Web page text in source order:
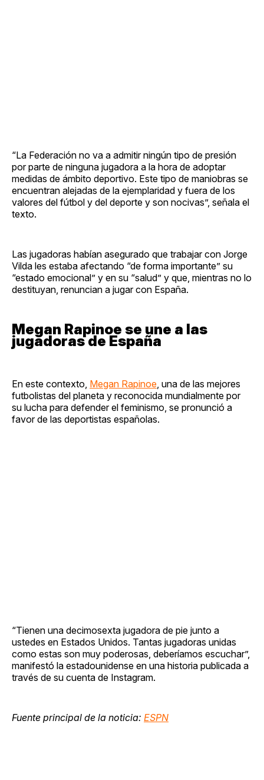
“La Federación no va a admitir ningún tipo de presión
por parte de ninguna jugadora a la hora de adoptar
medidas de ámbito deportivo. Este tipo de maniobras se
encuentran alejadas de la ejemplaridad y fuera de los
valores del fútbol y del deporte y son nocivas”, señala el
texto.
Las jugadoras habían asegurado que trabajar con Jorge
Vilda les estaba afectando “de forma importante” su
“estado emocional” y en su “salud” y que, mientras no lo
destituyan, renuncian a jugar con España.
Megan Rapinoe se une a las
jugadoras de España
En este contexto, Megan Rapinoe , una de las mejores
futbolistas del planeta y reconocida mundialmente por
su lucha para defender el feminismo, se pronunció a
favor de las deportistas españolas.
“Tienen una decimosexta jugadora de pie junto a
ustedes en Estados Unidos. Tantas jugadoras unidas
como estas son muy poderosas, deberíamos escuchar”,
manifestó la estadounidense en una historia publicada a
través de su cuenta de Instagram.
Fuente principal de la noticia: ESPN